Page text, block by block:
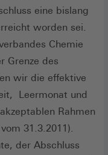
eine bislang
worden sei.
Chemie
Grenze des
wir die effektive
Leermonat und
Rahmen
31.3.2011).
der Abschluss